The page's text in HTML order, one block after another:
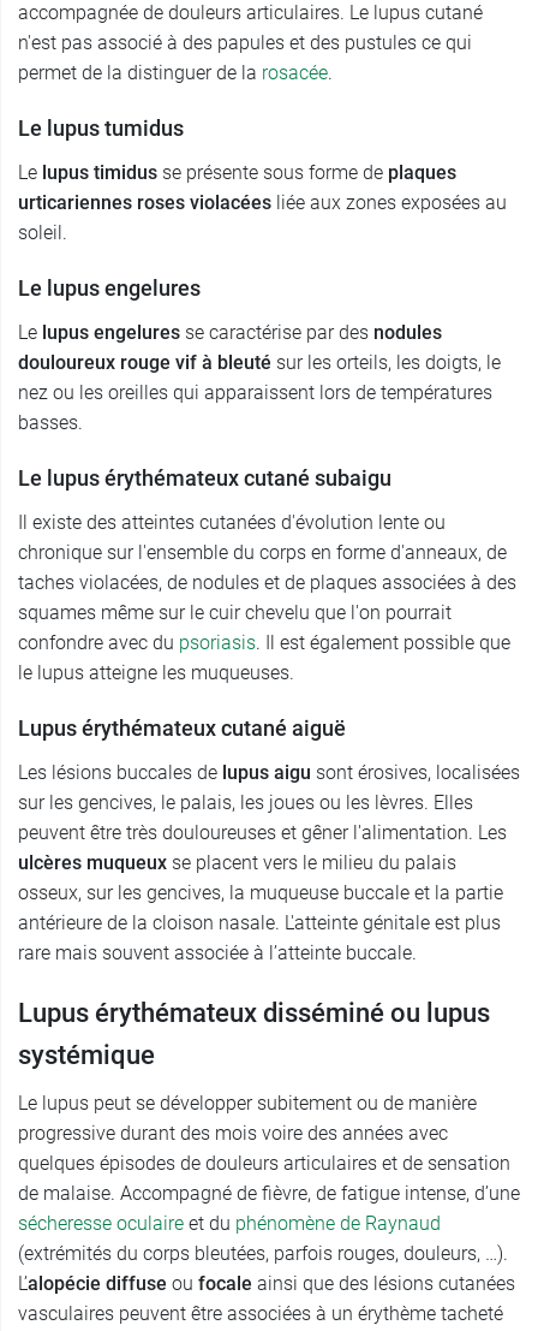
accompagnée de douleurs articulaires. Le lupus cutané
n'est pas associé à des papules et des pustules ce qui
permet de la distinguer de la rosacée.
Le lupus tumidus
Le lupus timidus se présente sous forme de plaques
urticariennes roses violacées liée aux zones exposées au
soleil.
Le lupus engelures
Le lupus engelures se caractérise par des nodules
douloureux rouge vif à bleuté sur les orteils, les doigts, le
nez ou les oreilles qui apparaissent lors de températures
basses.
Le lupus érythémateux cutané subaigu
Il existe des atteintes cutanées d'évolution lente ou
chronique sur l'ensemble du corps en forme d'anneaux, de
taches violacées, de nodules et de plaques associées à des
squames même sur le cuir chevelu que l'on pourrait
confondre avec du psoriasis. Il est également possible que
le lupus atteigne les muqueuses.
Lupus érythémateux cutané aiguë
Les lésions buccales de lupus aigu sont érosives, localisées
sur les gencives, le palais, les joues ou les lèvres. Elles
peuvent être très douloureuses et gêner l'alimentation. Les
ulcères muqueux se placent vers le milieu du palais
osseux, sur les gencives, la muqueuse buccale et la partie
antérieure de la cloison nasale. L'atteinte génitale est plus
rare mais souvent associée à l’atteinte buccale.
Lupus érythémateux disséminé ou lupus
systémique
Le lupus peut se développer subitement ou de manière
progressive durant des mois voire des années avec
quelques épisodes de douleurs articulaires et de sensation
de malaise. Accompagné de fièvre, de fatigue intense, d’une
sécheresse oculaire et du phénomène de Raynaud
(extrémités du corps bleutées, parfois rouges, douleurs, …).
L’alopécie diffuse ou focale ainsi que des lésions cutanées
vasculaires peuvent être associées à un érythème tacheté